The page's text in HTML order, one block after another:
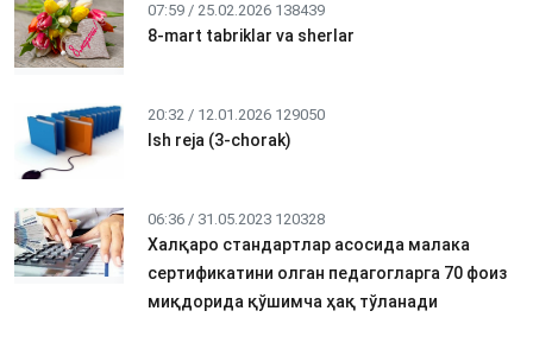
07:59 / 25.02.2026 138439
8-mart tabriklar va sherlar
20:32 / 12.01.2026 129050
Ish reja (3-chorak)
06:36 / 31.05.2023 120328
Халқаро стандартлар асосида малака
сертификатини олган педагогларга 70 фоиз
миқдорида қўшимча ҳақ тўланади